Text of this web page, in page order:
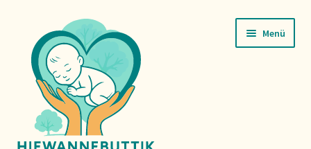
Navigation
springen
Inhalt
springen
Menü